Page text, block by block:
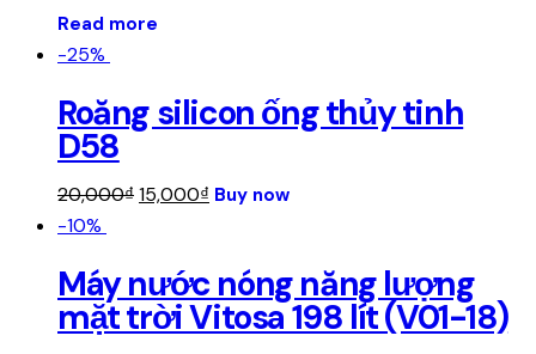
Read more
-25%
Roăng silicon ống thủy tinh
D58
20,000₫Original
20,000₫.
15,000₫ Current
15,000₫.
Buy now
-10%
Máy nước nóng năng lượng
mặt trời Vitosa 198 lít (V01-18)